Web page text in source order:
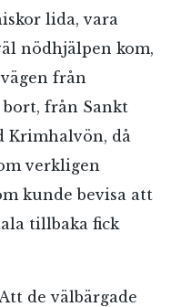
lida, vara
nödhjälpen kom,
från
från Sankt
Krimhalvön, då
verkligen
kunde bevisa att
tillbaka fick
de välbärgade